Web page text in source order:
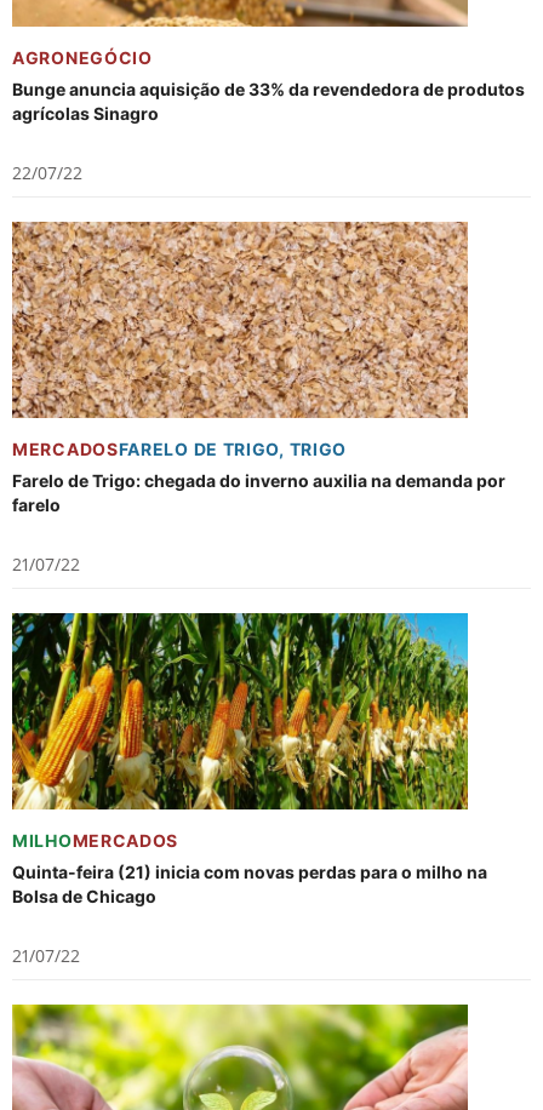
AGRONEGÓCIO
Bunge anuncia aquisição de 33% da revendedora de produtos
agrícolas Sinagro
22/07/22
MERCADOSFARELO DE TRIGO, TRIGO
Farelo de Trigo: chegada do inverno auxilia na demanda por
farelo
21/07/22
MILHOMERCADOS
Quinta-feira (21) inicia com novas perdas para o milho na
Bolsa de Chicago
21/07/22